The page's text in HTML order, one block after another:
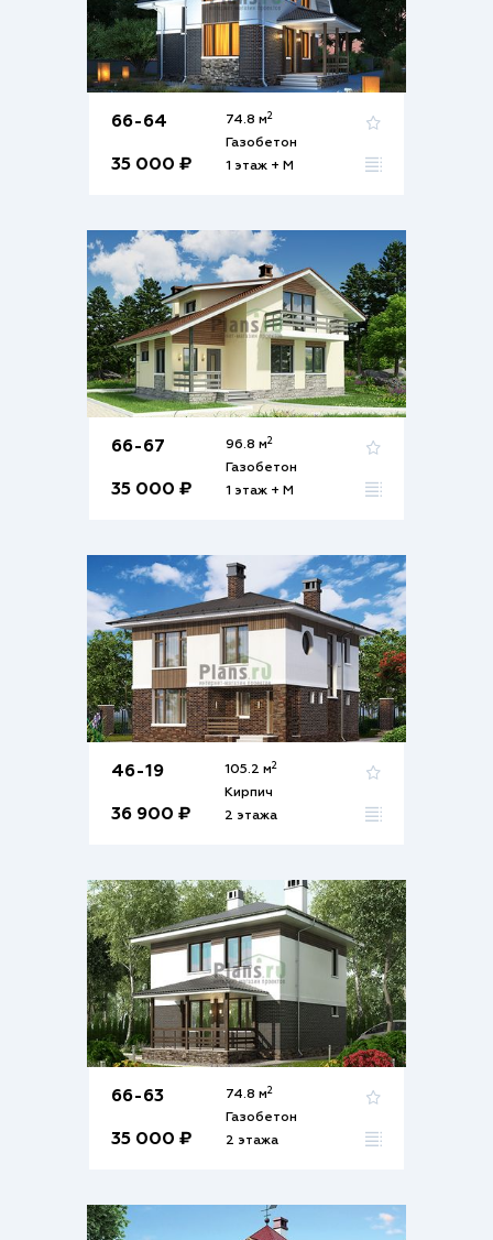
66-64
35 000 ₽
74.8 м2
Газобетон
1 этаж + М
66-67
35 000 ₽
96.8 м2
Газобетон
1 этаж + М
46-19
36 900 ₽
105.2 м2
Кирпич
2 этажа
66-63
35 000 ₽
74.8 м2
Газобетон
2 этажа